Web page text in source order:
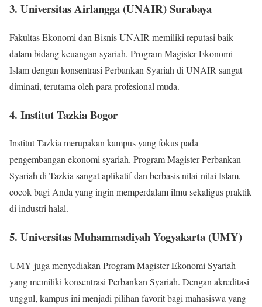
3. Universitas Airlangga (UNAIR) Surabaya
Fakultas Ekonomi dan Bisnis UNAIR memiliki reputasi baik
dalam bidang keuangan syariah. Program Magister Ekonomi
Islam dengan konsentrasi Perbankan Syariah di UNAIR sangat
diminati, terutama oleh para profesional muda.
4. Institut Tazkia Bogor
Institut Tazkia merupakan kampus yang fokus pada
pengembangan ekonomi syariah. Program Magister Perbankan
Syariah di Tazkia sangat aplikatif dan berbasis nilai-nilai Islam,
cocok bagi Anda yang ingin memperdalam ilmu sekaligus praktik
di industri halal.
5. Universitas Muhammadiyah Yogyakarta (UMY)
UMY juga menyediakan Program Magister Ekonomi Syariah
yang memiliki konsentrasi Perbankan Syariah. Dengan akreditasi
unggul, kampus ini menjadi pilihan favorit bagi mahasiswa yang